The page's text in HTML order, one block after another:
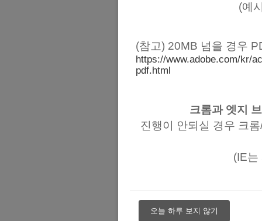
(예
(참고) 20MB 넘을 경우
https://www.adobe.com/kr/
pdf.html
크롬과 엣지
진행이 안되실 경우 크
(IE는
오늘 하루 보지 않기